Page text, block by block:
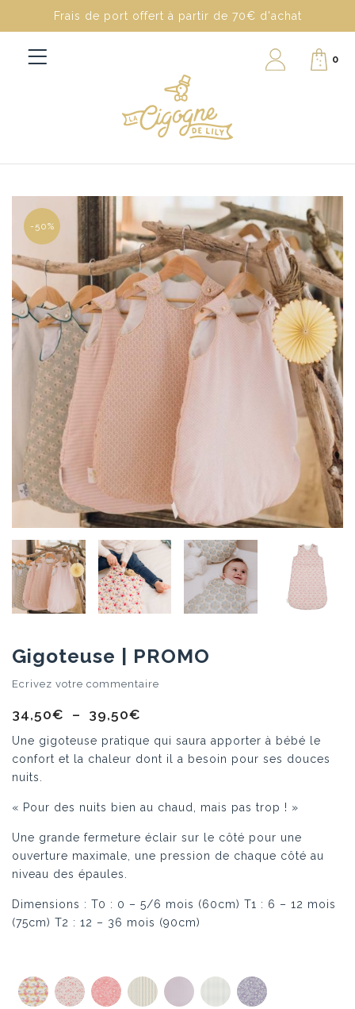
Frais de port offert à partir de 70€ d'achat
0
-50%
Gigoteuse | PROMO
Ecrivez votre commentaire
34,50€ – 39,50€
prix :
39,50€
Une gigoteuse pratique qui saura apporter à bébé le
confort et la chaleur dont il a besoin pour ses douces
nuits.
« Pour des nuits bien au chaud, mais pas trop ! »
Une grande fermeture éclair sur le côté pour une
ouverture maximale, une pression de chaque côté au
niveau des épaules.
Dimensions : T0 : 0 – 5/6 mois (60cm) T1 : 6 – 12 mois
(75cm) T2 : 12 – 36 mois (90cm)